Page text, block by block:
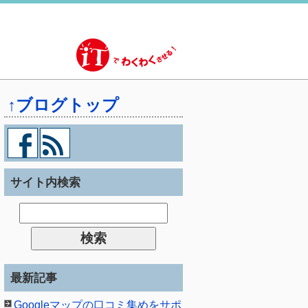
↑ブログトップ
サイト内検索
最新記事
Googleマップの口コミ集めをサポ